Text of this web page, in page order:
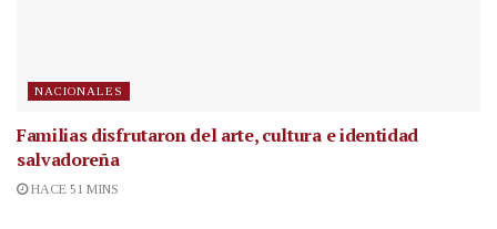
NACIONALES
Familias disfrutaron del arte, cultura e identidad
salvadoreña
HACE 51 MINS